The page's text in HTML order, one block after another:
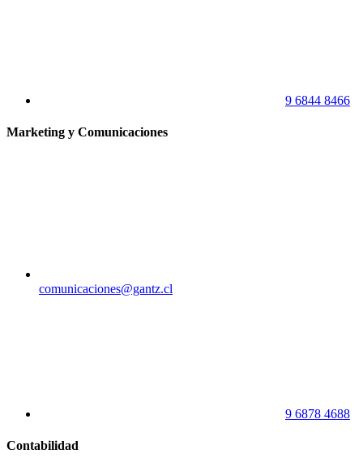
9 6844 8466
Marketing y Comunicaciones
comunicaciones@gantz.cl
9 6878 4688
Contabilidad